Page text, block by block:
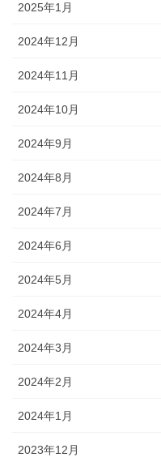
2025年1月
2024年12月
2024年11月
2024年10月
2024年9月
2024年8月
2024年7月
2024年6月
2024年5月
2024年4月
2024年3月
2024年2月
2024年1月
2023年12月